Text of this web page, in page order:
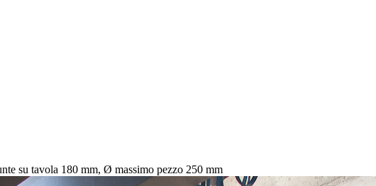
su tavola 180 mm, Ø massimo pezzo 250 mm